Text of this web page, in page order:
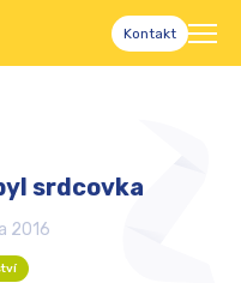
Kontakt
srdcovka
2016